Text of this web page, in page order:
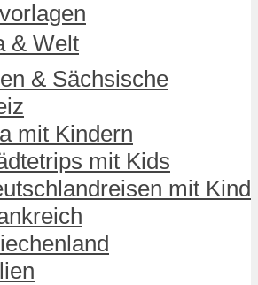
& Welt
& Sächsische
mit Kindern
mit Kids
mit Kind